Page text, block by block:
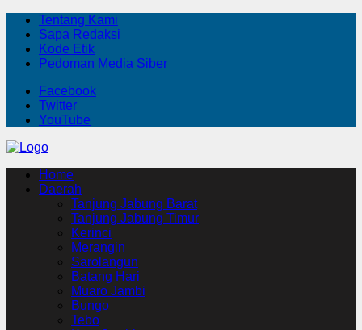
Tentang Kami
Sapa Redaksi
Kode Etik
Pedoman Media Siber
Facebook
Twitter
YouTube
Home
Daerah
Tanjung Jabung Barat
Tanjung Jabung Timur
Kerinci
Merangin
Sarolangun
Batang Hari
Muaro Jambi
Bungo
Tebo